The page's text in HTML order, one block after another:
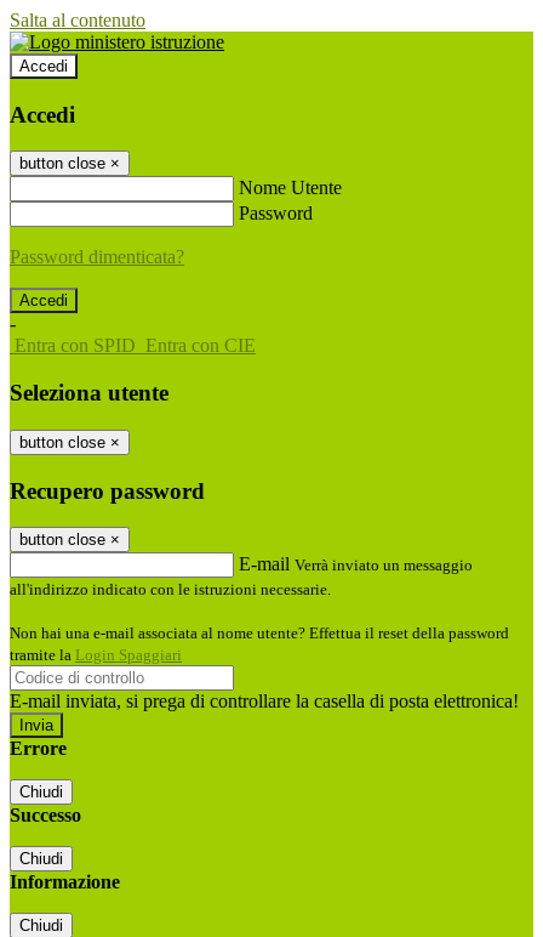
Salta al contenuto
Accedi
Accedi
button close ×
Nome Utente
Password
Password dimenticata?
-
Entra con SPID Entra con CIE
Seleziona utente
button close ×
Recupero password
button close ×
E-mail Verrà inviato un messaggio
all'indirizzo indicato con le istruzioni necessarie.
Non hai una e-mail associata al nome utente? Effettua il reset della password
tramite la Login Spaggiari
E-mail inviata, si prega di controllare la casella di posta elettronica!
Errore
Chiudi
Successo
Chiudi
Informazione
Chiudi